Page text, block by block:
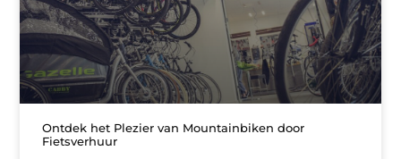
Ontdek het Plezier van Mountainbiken door
Fietsverhuur